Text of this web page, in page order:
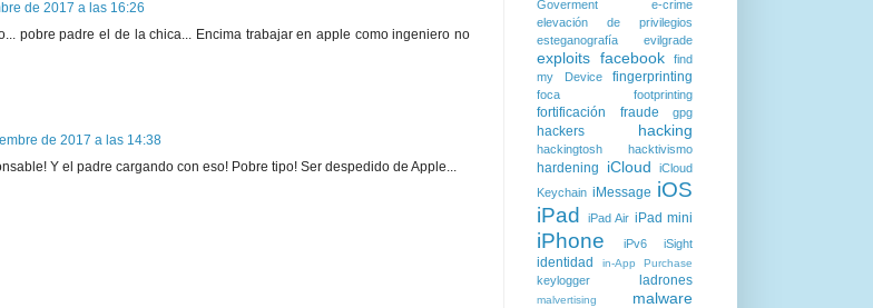
de 2017 a las 16:26
pobre padre el de la chica... Encima trabajar en apple como ingeniero no
de 2017 a las 14:38
Y el padre cargando con eso! Pobre tipo! Ser despedido de Apple...
Goverment
e-crime
elevación de privilegios
esteganografía
evilgrade
exploits facebook
find
my Device
fingerprinting
foca footprinting
fortificación fraude gpg
hackers hacking
hackingtosh hacktivismo
hardening iCloud
iCloud
Keychain iMessage iOS
iPad
iPad Air iPad mini
iPhone iPv6 iSight
identidad in-App Purchase
keylogger ladrones
malvertising malware